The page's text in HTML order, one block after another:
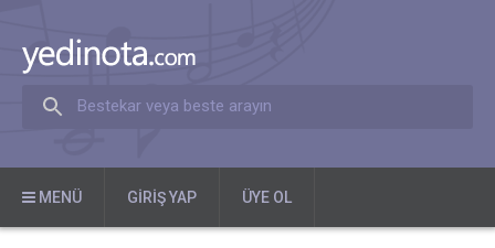
Bestekar veya beste arayın
MENÜ GIRIŞ YAP ÜYE OL